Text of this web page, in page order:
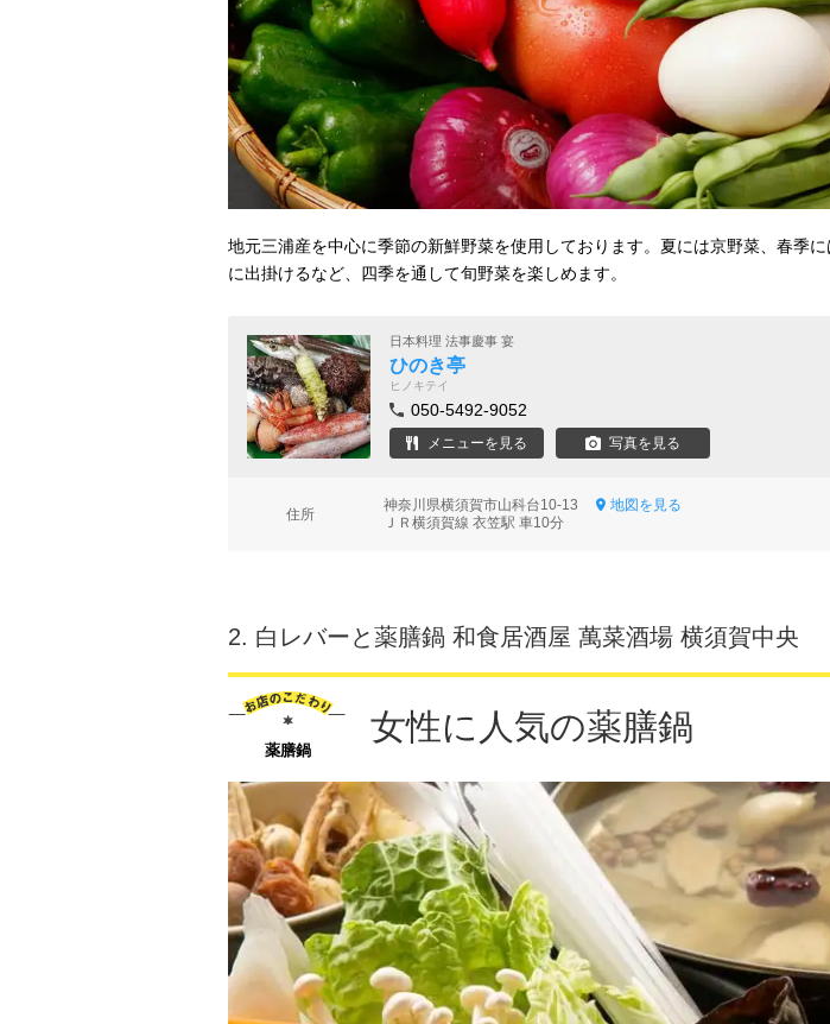
地元三浦産を中心に季節の新鮮野菜を使用しております。夏には京野菜、春季
に出掛けるなど、四季を通して旬野菜を楽しめます。
日本料理 法事慶事 宴
ひのき亭
ヒノキテイ
050-5492-9052
メニューを見る 写真を見る
住所
神奈川県横須賀市山科台10-13
地図を見る
ＪＲ横須賀線 衣笠駅 車10分
2. 白レバーと薬膳鍋 和食居酒屋 萬菜酒場 横須賀中央
薬膳鍋
女性に人気の薬膳鍋